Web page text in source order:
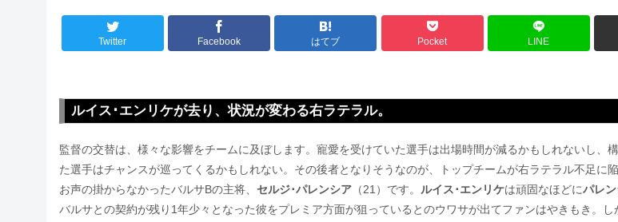
Twitter Facebook はてブ Pocket LINE
ルイス･エンリケが去り、状況が変わる右ラテラル。
監督の交替は、様々な影響をチームに及ぼします。寵愛を受けていた選手は出場時間が減るかもしれないし、
た選手はチャンスが巡ってくるかもしれない。その後者となりそうなのが、トップチームが右ラテラル不足に
お声の掛からなかったバルサBの主将、 セルジ･パレンシア （21）です。 ルイス･エンリケは頑固なほどにパレ
バルサとの契約が残り1年少々となった彼をプレミア方面が狙っているとのウワサが出てファンはやきもき。し